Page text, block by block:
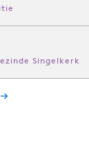
Singelkerk